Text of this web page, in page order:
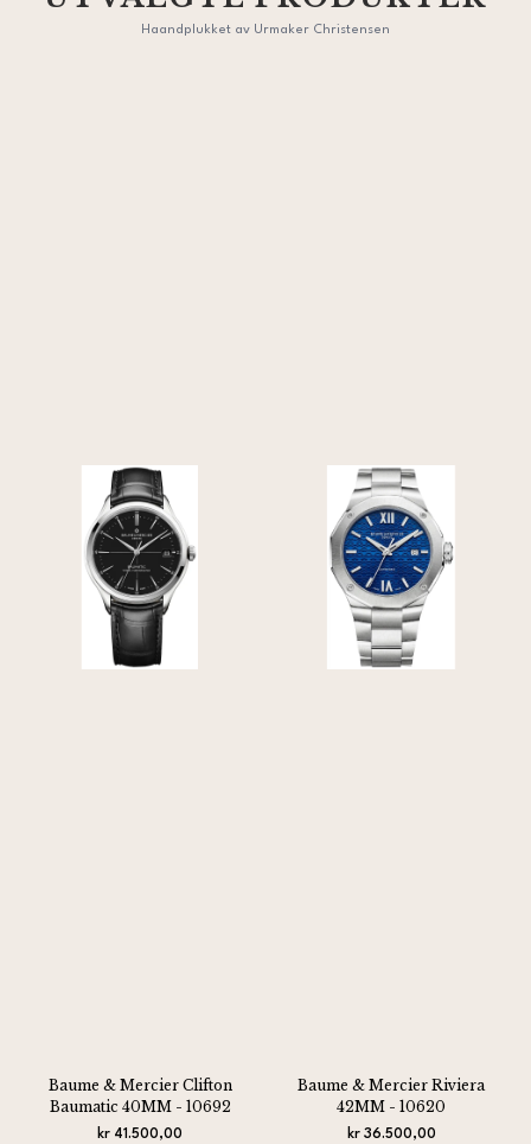
Haandplukket av Urmaker Christensen
Baume & Mercier Clifton
Baumatic 40MM - 10692
kr 41.500,00
Baume & Mercier Riviera
42MM - 10620
kr 36.500,00